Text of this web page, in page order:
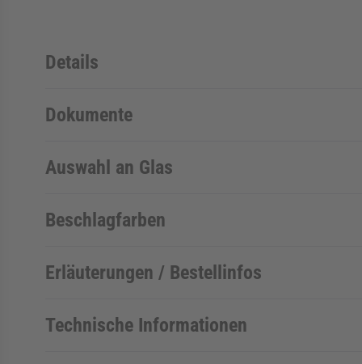
Details
Dokumente
Auswahl an Glas
Beschlagfarben
Erläuterungen / Bestellinfos
Technische Informationen